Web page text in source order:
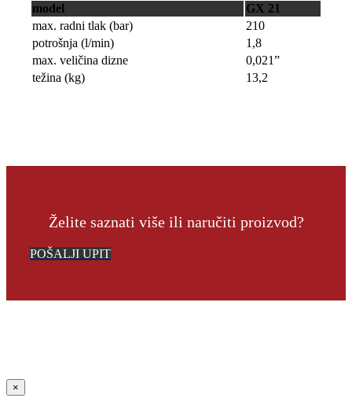
model
GX 21
max. radni tlak (bar)
210
potrošnja (l/min)
1,8
max. veličina dizne
0,021”
težina (kg)
13,2
Želite saznati više ili naručiti proizvod?
POŠALJI UPIT
Close
product
×